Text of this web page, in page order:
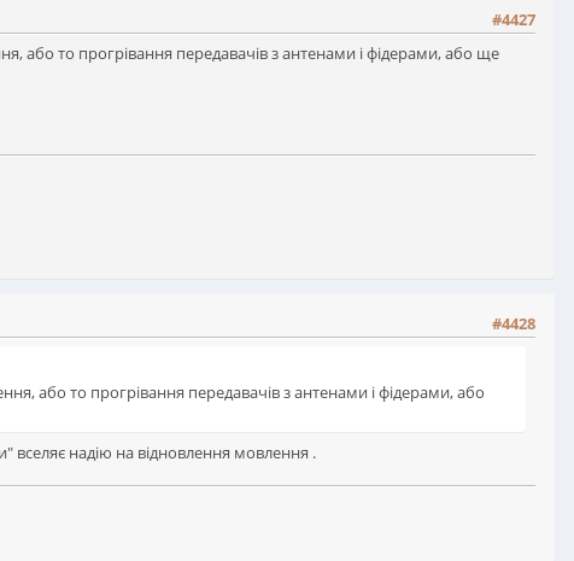
#4427
або то прогрівання передавачів з антенами і фідерами, або ще
#4428
або то прогрівання передавачів з антенами і фідерами, або
вселяє надію на відновлення мовлення .